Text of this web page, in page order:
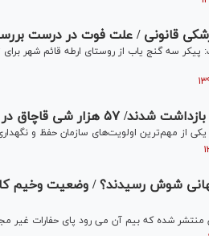
قانونی / علت فوت در درست
پیکر سه گنج یاب از روستای ارطه قائم شهر
در یکسال گذشته کشف شده است
از مهم‌ترین اولویت‌های سازمان حفظ و
شوش رسیدند؟ / وضعیت وخیم
منتشر شده که بیم آن می رود پای حفارات